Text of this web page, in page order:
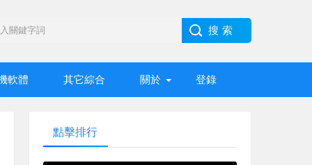
軟體 其它綜合 關於 登錄
點擊排行